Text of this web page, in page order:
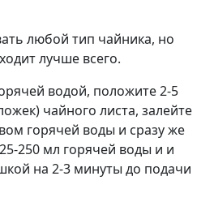
любой тип чайника, но
лучше всего.
водой, положите 2-5
чайного листа, залейте
горячей воды и сразу же
250 мл горячей воды и и
на 2-3 минуты до подачи